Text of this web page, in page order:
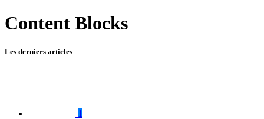
Content Blocks
Les derniers articles
1